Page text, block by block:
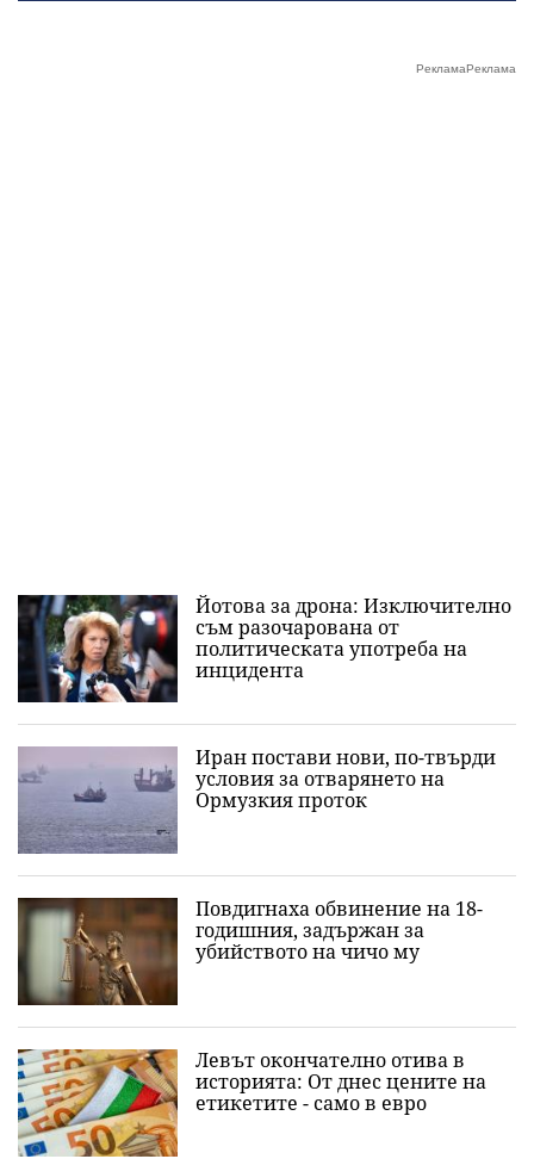
Йотова за дрона: Изключително
съм разочарована от
политическата употреба на
инцидента
Иран постави нови, по-твърди
условия за отварянето на
Ормузкия проток
Повдигнаха обвинение на 18-
годишния, задържан за
убийството на чичо му
Левът окончателно отива в
историята: Oт днес цените на
етикетите - само в евро